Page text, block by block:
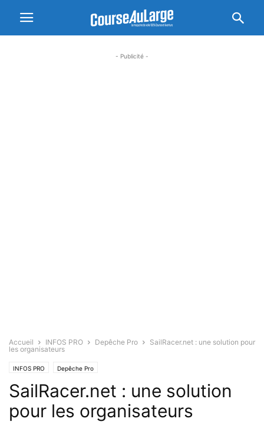
- Publicité -
Accueil INFOS PRO Depêche Pro
SailRacer.net : une solution pour
les organisateurs
INFOS PRO Depêche Pro
SailRacer.net : une solution
pour les organisateurs